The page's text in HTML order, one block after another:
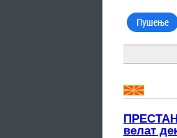
Пушење
велат